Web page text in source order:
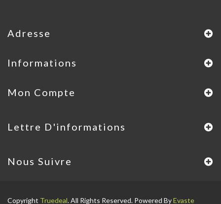
Adresse
Informations
Mon Compte
Lettre D'informations
Nous Suivre
Copyright Truedeal. All Rights Reserved. Powered ByEvaste